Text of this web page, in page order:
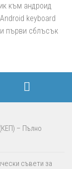
към андроид
keyboard
първи сблъсък
– Пълно
съвети за